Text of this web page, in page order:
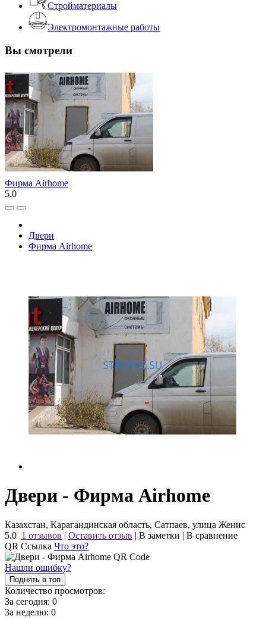
Стройматериалы
Электромонтажные работы
Вы смотрели
Фирма Airhome
5.0
Двери
Фирма Airhome
Двери - Фирма Airhome
Казахстан, Карагандинская область, Сатпаев, улица Женис
5.0 1 отзывов | Оставить отзыв | В заметки | В сравнение
QR Ссылка Что это?
Нашли ошибку?
Поднять в топ
Количество просмотров:
За сегодня: 0
За неделю: 0